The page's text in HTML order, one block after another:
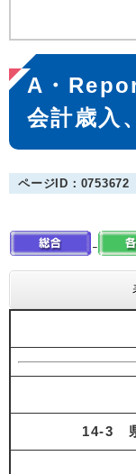
本
文
A・
会計歳入
ページID：0753672
14-3